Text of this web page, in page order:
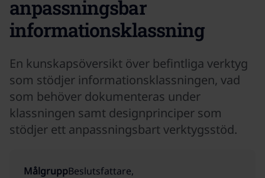
anpassningsbar
informationsklassning
En kunskapsöversikt över befintliga verktyg
som stödjer informationsklassningen, vad
som behöver dokumenteras under
klassningen samt designprinciper som
stödjer ett anpassningsbart verktygsstöd.
MålgruppBeslutsfattare,